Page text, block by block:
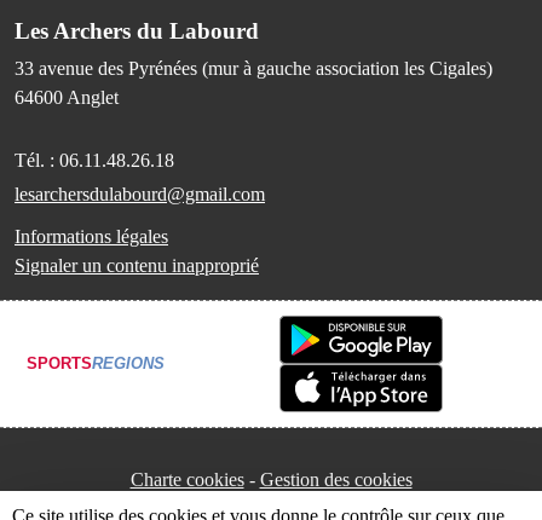
Les Archers du Labourd
33 avenue des Pyrénées (mur à gauche association les Cigales)
64600 Anglet
Tél. : 06.11.48.26.18
lesarchersdulabourd@gmail.com
Informations légales
Signaler un contenu inapproprié
SPORTSREGIONS
Charte cookies Gestion des cookies
Ce site utilise des cookies et vous donne le contrôle sur ceux que